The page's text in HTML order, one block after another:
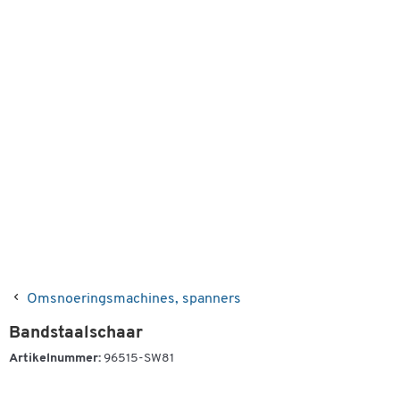
Omsnoeringsmachines, spanners
Bandstaalschaar
Artikelnummer: 96515-SW81